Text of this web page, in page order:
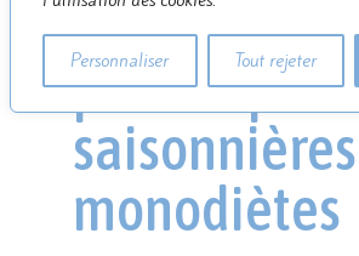
Personnaliser Tout rejeter
Les cures
périodiques
monodiètes